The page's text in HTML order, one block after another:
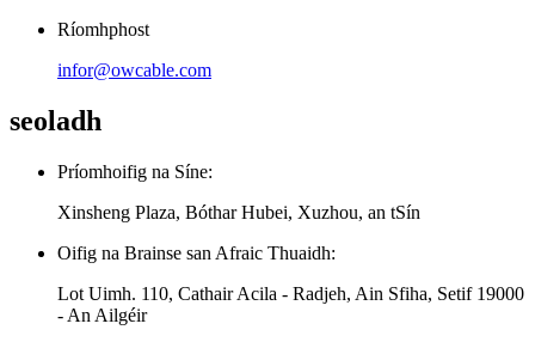
Ríomhphost
infor@owcable.com
seoladh
Príomhoifig na Síne:
Xinsheng Plaza, Bóthar Hubei, Xuzhou, an tSín
Oifig na Brainse san Afraic Thuaidh:
Lot Uimh. 110, Cathair Acila - Radjeh, Ain Sfiha, Setif 19000
- An Ailgéir